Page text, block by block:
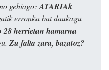
gehiago:ATARIAk
erronka bat daukagu
28 herrietan hamarna
Zu falta zara, bazatoz?